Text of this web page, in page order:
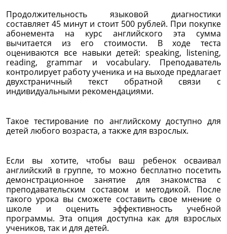
Продолжительность языковой диагностики
составляет 45 минут и стоит 500 рублей. При покупке
абонемента на курс английского эта сумма
вычитается из его стоимости. В ходе теста
оцениваются все навыки детей: speaking, listening,
reading, grammar и vocabulary. Преподаватель
контролирует работу ученика и на выходе предлагает
двухстраничный текст обратной связи с
индивидуальными рекомендациями.
Такое тестирование по английскому доступно для
детей любого возраста, а также для взрослых.
Если вы хотите, чтобы ваш ребенок осваивал
английский в группе, то можно бесплатно посетить
демонстрационное занятие для знакомства с
преподавательским составом и методикой. После
такого урока вы сможете составить свое мнение о
школе и оценить эффективность учебной
программы. Эта опция доступна как для взрослых
учеников, так и для детей.